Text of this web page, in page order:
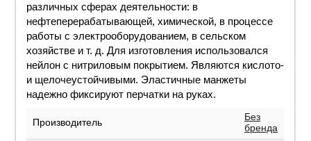
различных сферах деятельности: в
нефтеперерабатывающей, химической, в процессе
работы с электрооборудованием, в сельском
хозяйстве и т. д. Для изготовления использовался
нейлон с нитриловым покрытием. Являются кислото-
и щелочеустойчивыми. Эластичные манжеты
надежно фиксируют перчатки на руках.
Производитель
Без
бренда